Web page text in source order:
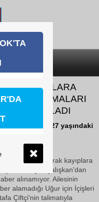
KAYIPLARA
ÇALIŞMALARI
BAŞLADI
karışan 27 yaşındaki
Pazar 08:58
camından çıkarak kayıplara
Uğur Çalışkan'dan
alınamıyor. Ailesinin
alamadığı Uğur için İçişleri
Çiftçi'nin talimatıyla